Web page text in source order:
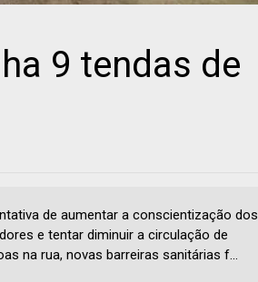
9 tendas de
de aumentar a conscientização dos
e tentar diminuir a circulação de
na rua, novas barreiras sanitárias f...